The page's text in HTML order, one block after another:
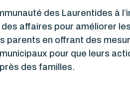
des Laurentides à
des affaires pour améliorer
parents en offrant des
pour que leurs
des familles.